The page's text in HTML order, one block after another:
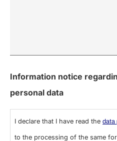
0 sur 600 caractères
Information notice
personal data